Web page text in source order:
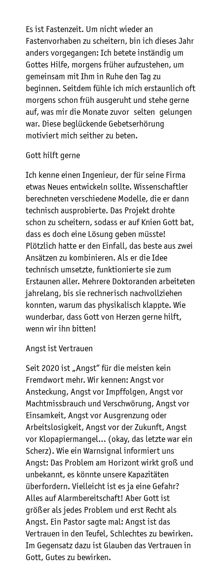
Es ist Fastenzeit. Um nicht wieder an
Fastenvorhaben zu scheitern, bin ich dieses Jahr
anders vorgegangen: Ich betete inständig um
Gottes Hilfe, morgens früher aufzustehen, um
gemeinsam mit Ihm in Ruhe den Tag zu
beginnen. Seitdem fühle ich mich erstaunlich oft
morgens schon früh ausgeruht und stehe gerne
auf, was mir die Monate zuvor selten gelungen
war. Diese beglückende Gebetserhörung
motiviert mich seither zu beten.
Gott hilft gerne
Ich kenne einen Ingenieur, der für seine Firma
etwas Neues entwickeln sollte. Wissenschaftler
berechneten verschiedene Modelle, die er dann
technisch ausprobierte. Das Projekt drohte
schon zu scheitern, sodass er auf Knien Gott bat,
dass es doch eine Lösung geben müsste!
Plötzlich hatte er den Einfall, das beste aus zwei
Ansätzen zu kombinieren. Als er die Idee
technisch umsetzte, funktionierte sie zum
Erstaunen aller. Mehrere Doktoranden arbeiteten
jahrelang, bis sie rechnerisch nachvollziehen
konnten, warum das physikalisch klappte. Wie
wunderbar, dass Gott von Herzen gerne hilft,
wenn wir ihn bitten!
Angst ist Vertrauen
Seit 2020 ist „Angst“ für die meisten kein
Fremdwort mehr. Wir kennen: Angst vor
Ansteckung, Angst vor Impffolgen, Angst vor
Machtmissbrauch und Verschwörung, Angst vor
Einsamkeit, Angst vor Ausgrenzung oder
Arbeitslosigkeit, Angst vor der Zukunft, Angst
vor Klopapiermangel… (okay, das letzte war ein
Scherz). Wie ein Warnsignal informiert uns
Angst: Das Problem am Horizont wirkt groß und
unbekannt, es könnte unsere Kapazitäten
überfordern. Vielleicht ist es ja eine Gefahr?
Alles auf Alarmbereitschaft! Aber Gott ist
größer als jedes Problem und erst Recht als
Angst. Ein Pastor sagte mal: Angst ist das
Vertrauen in den Teufel, Schlechtes zu bewirken.
Im Gegensatz dazu ist Glauben das Vertrauen in
Gott, Gutes zu bewirken.